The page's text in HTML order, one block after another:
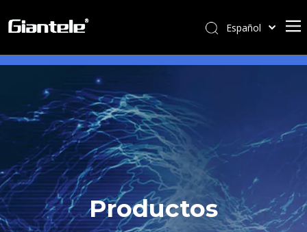
Español
简体中文
Português
Tiếng Việt
ไทย
বাংলা
Productos